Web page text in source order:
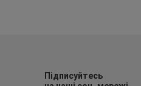
Підписуйтесь